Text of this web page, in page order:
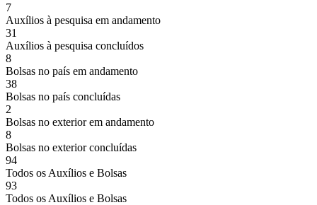
7
Auxílios à pesquisa em andamento
31
Auxílios à pesquisa concluídos
8
Bolsas no país em andamento
38
Bolsas no país concluídas
2
Bolsas no exterior em andamento
8
Bolsas no exterior concluídas
94
Todos os Auxílios e Bolsas
93
Todos os Auxílios e Bolsas